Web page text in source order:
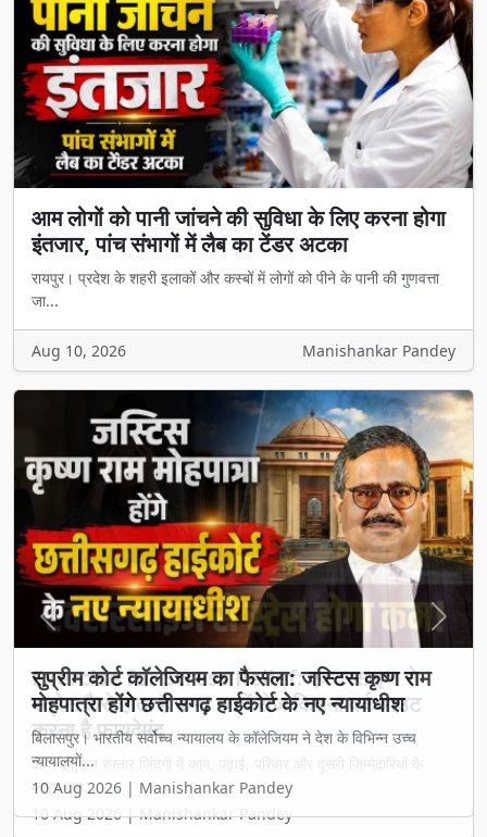
आम लोगों को पानी जांचने की सुविधा के लिए करना होगा
इंतजार, पांच संभागों में लैब का टेंडर अटका
रायपुर। प्रदेश के शहरी इलाकों और कस्बों में लोगों को पीने के पानी की गुणवत्ता
जा...
Aug 10, 2026 Manishankar Pandey
सुप्रीम कोर्ट कॉलेजियम का फैसला: जस्टिस कृष्ण राम
मोहपात्रा होंगे छत्तीसगढ़ हाईकोर्ट के नए न्यायाधीश
बिलासपुर। भारतीय सर्वोच्च न्यायालय के कॉलेजियम ने देश के विभिन्न उच्च
न्यायालयों...
10 Aug 2026 | Manishankar Pandey
Previous Next